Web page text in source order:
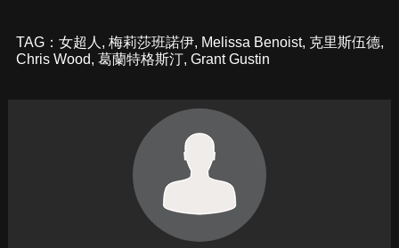
TAG： 女超人 , 梅莉莎班諾伊, Melissa Benoist, 克里斯伍德,
Chris Wood, 葛蘭特格斯汀, Grant Gustin